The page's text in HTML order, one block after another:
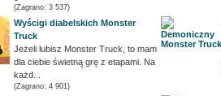
(Zagrano: 3 537)
Wyścigi diabelskich Monster
Truck
Jeżeli lubisz Monster Truck, to mam
dla ciebie świetną grę z etapami. Na
każd...
(Zagrano: 4 901)